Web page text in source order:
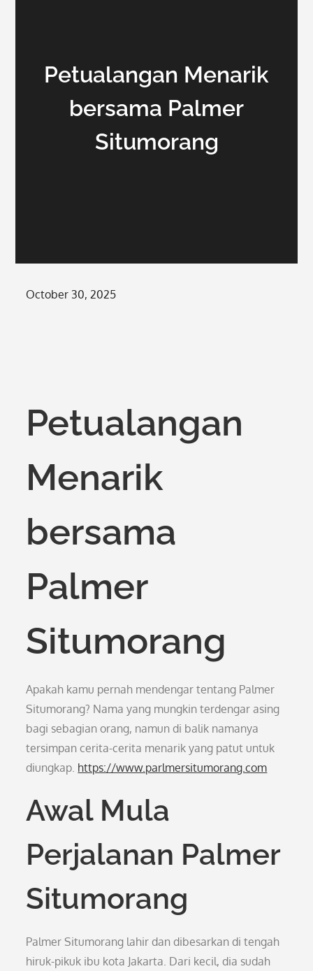
Petualangan Menarik
bersama Palmer
Situmorang
Posted
October 30, 2025
Petualangan
Menarik
bersama
Palmer
Situmorang
Apakah kamu pernah mendengar tentang Palmer
Situmorang? Nama yang mungkin terdengar asing
bagi sebagian orang, namun di balik namanya
tersimpan cerita-cerita menarik yang patut untuk
diungkap. https://www.parlmersitumorang.com
Awal Mula
Perjalanan Palmer
Situmorang
Palmer Situmorang lahir dan dibesarkan di tengah
hiruk-pikuk ibu kota Jakarta. Dari kecil, dia sudah